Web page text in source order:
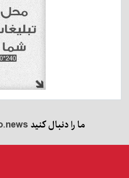
ما را دنبال کنید